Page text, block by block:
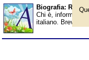
Biografia:
Chi è,
italiano. Breve